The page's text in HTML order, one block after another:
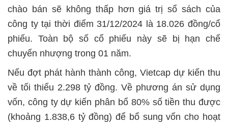
chào bán sẽ không thấp hơn giá trị sổ sách của
công ty tại thời điểm 31/12/2024 là 18.026 đồng/cổ
phiếu. Toàn bộ số cổ phiếu này sẽ bị hạn chế
chuyển nhượng trong 01 năm.
Nếu đợt phát hành thành công, Vietcap dự kiến thu
về tối thiểu 2.298 tỷ đồng. Về phương án sử dụng
vốn, công ty dự kiến phân bổ 80% số tiền thu được
(khoảng 1.838,6 tỷ đồng) để bổ sung vốn cho hoạt